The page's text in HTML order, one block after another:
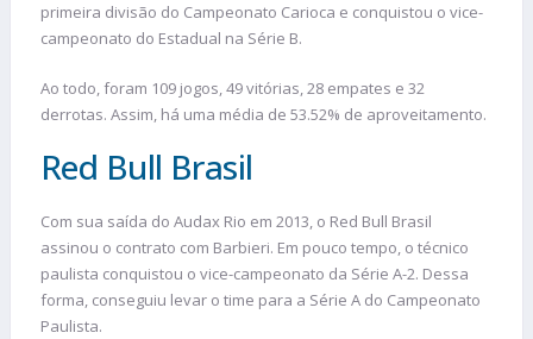
primeira divisão do Campeonato Carioca e conquistou o vice-
campeonato do Estadual na Série B.
Ao todo, foram 109 jogos, 49 vitórias, 28 empates e 32
derrotas. Assim, há uma média de 53.52% de aproveitamento.
Red Bull Brasil
Com sua saída do Audax Rio em 2013, o Red Bull Brasil
assinou o contrato com Barbieri. Em pouco tempo, o técnico
paulista conquistou o vice-campeonato da Série A-2. Dessa
forma, conseguiu levar o time para a Série A do Campeonato
Paulista.